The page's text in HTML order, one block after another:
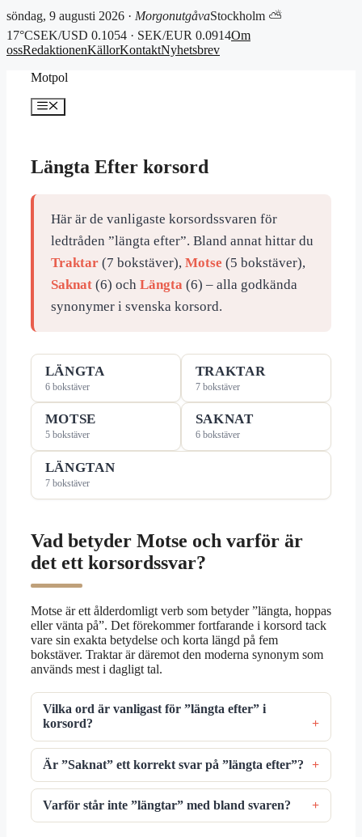
söndag, 9 augusti 2026 · MorgonutgåvaStockholm ⛅
17°CSEK/USD 0.1054 · SEK/EUR 0.0914Om
ossRedaktionenKällorKontaktNyhetsbrev
Motpol
Meny
Längta Efter korsord
Här är de vanligaste korsordssvaren för
ledtråden ”längta efter”. Bland annat hittar du
Traktar(7 bokstäver), Motse (5 bokstäver),
Saknat(6) och Längta(6) – alla godkända
synonymer i svenska korsord.
LÄNGTA
6 bokstäver
TRAKTAR
7 bokstäver
MOTSE
5 bokstäver
SAKNAT
6 bokstäver
LÄNGTAN
7 bokstäver
Vad betyder Motse och varför är
det ett korsordssvar?
Motse är ett ålderdomligt verb som betyder ”längta, hoppas
eller vänta på”. Det förekommer fortfarande i korsord tack
vare sin exakta betydelse och korta längd på fem
bokstäver. Traktar är däremot den moderna synonym som
används mest i dagligt tal.
Vilka ord är vanligast för ”längta efter” i
korsord?
Är ”Saknat” ett korrekt svar på ”längta efter”?
Varför står inte ”längtar” med bland svaren?